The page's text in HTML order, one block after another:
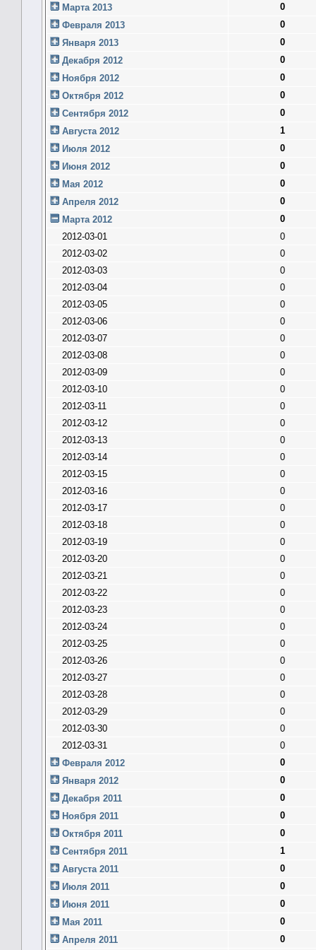
Марта 2013
0
Февраля 2013
0
Января 2013
0
Декабря 2012
0
Ноября 2012
0
Октября 2012
0
Сентября 2012
0
Августа 2012
1
Июля 2012
0
Июня 2012
0
Мая 2012
0
Апреля 2012
0
Марта 2012
0
2012-03-01
0
2012-03-02
0
2012-03-03
0
2012-03-04
0
2012-03-05
0
2012-03-06
0
2012-03-07
0
2012-03-08
0
2012-03-09
0
2012-03-10
0
2012-03-11
0
2012-03-12
0
2012-03-13
0
2012-03-14
0
2012-03-15
0
2012-03-16
0
2012-03-17
0
2012-03-18
0
2012-03-19
0
2012-03-20
0
2012-03-21
0
2012-03-22
0
2012-03-23
0
2012-03-24
0
2012-03-25
0
2012-03-26
0
2012-03-27
0
2012-03-28
0
2012-03-29
0
2012-03-30
0
2012-03-31
0
Февраля 2012
0
Января 2012
0
Декабря 2011
0
Ноября 2011
0
Октября 2011
0
Сентября 2011
1
Августа 2011
0
Июля 2011
0
Июня 2011
0
Мая 2011
0
Апреля 2011
0